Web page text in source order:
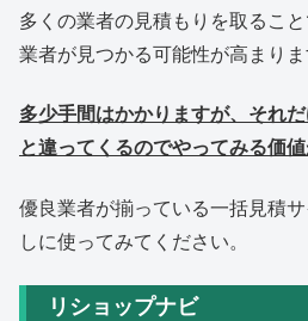
多くの業者の見積もりを取るこ
業者が見つかる可能性が高まりま
多少手間はかかりますが、それ
と違ってくるのでやってみる価
優良業者が揃っている一括見積
しに使ってみてください。
リショップナビ